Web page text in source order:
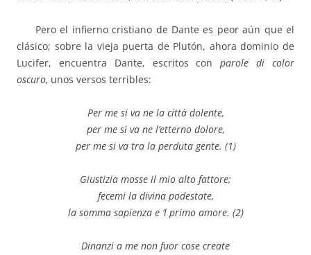
Pero el infierno cristiano de Dante es peor aún que el
clásico; sobre la vieja puerta de Plutón, ahora dominio de
Lucifer, encuentra Dante, escritos conparole di color
oscuro, unos versos terribles:
Per me si va ne la città dolente,
per me si va ne l’etterno dolore,
per me si va tra la perduta gente. (1)
Giustizia mosse il mio alto fattore;
fecemi la divina podestate,
la somma sapienza e ‘l primo amore. (2)
Dinanzi a me non fuor cose create